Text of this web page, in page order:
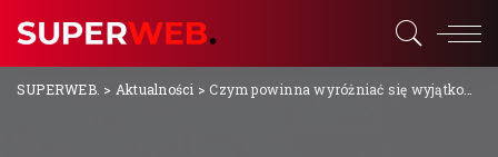
SUPERWEB. > Aktualności > Czym powinna wyróżniać się wyjątkowa górska restauracja?